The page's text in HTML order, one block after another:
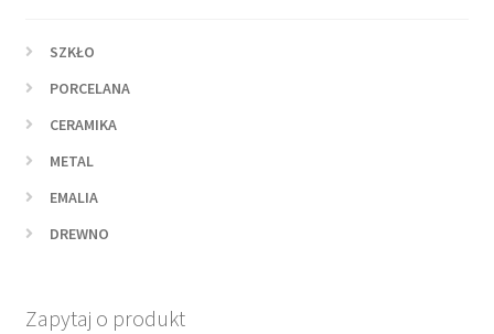
SZKŁO
PORCELANA
CERAMIKA
METAL
EMALIA
DREWNO
Zapytaj o produkt